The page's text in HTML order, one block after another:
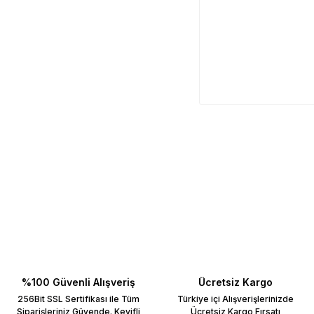
%100 Güvenli Alışveriş
256Bit SSL Sertifikası ile Tüm
Siparişleriniz Güvende. Keyifli
Ücretsiz Kargo
Türkiye içi Alışverişlerinizde
Ücretsiz Kargo Fırsatı